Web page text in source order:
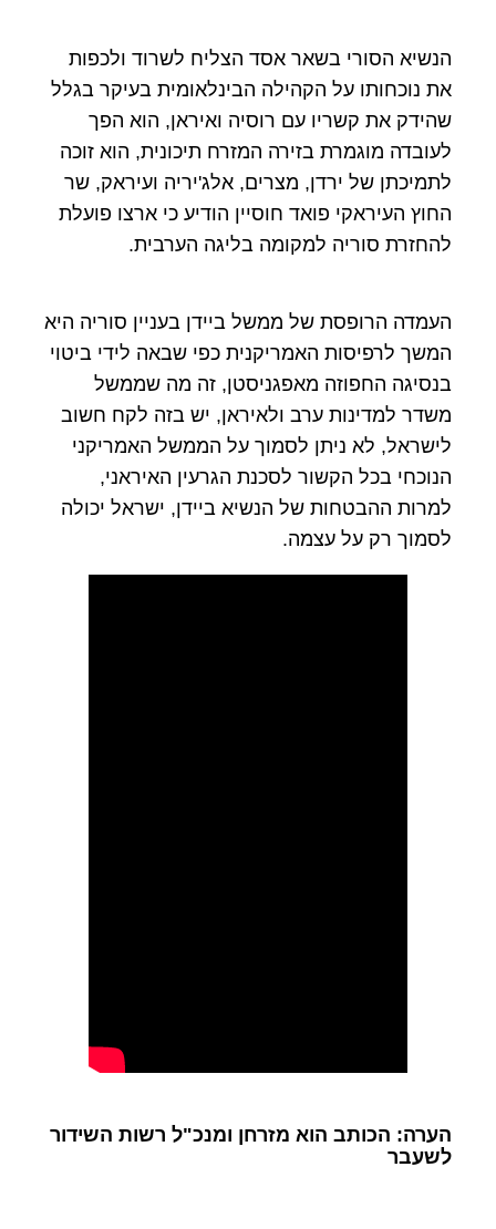
הנשיא הסורי בשאר אסד הצליח לשרוד ולכפות
את נוכחותו על הקהילה הבינלאומית בעיקר בגלל
שהידק את קשריו עם רוסיה ואיראן, הוא הפך
לעובדה מוגמרת בזירה המזרח תיכונית, הוא זוכה
לתמיכתן של ירדן, מצרים, אלג'יריה ועיראק, שר
החוץ העיראקי פואד חוסיין הודיע כי ארצו פועלת
להחזרת סוריה למקומה בליגה הערבית.
העמדה הרופסת של ממשל ביידן בעניין סוריה היא
המשך לרפיסות האמריקנית כפי שבאה לידי ביטוי
בנסיגה החפוזה מאפגניסטן, זה מה שממשל
משדר למדינות ערב ולאיראן, יש בזה לקח חשוב
לישראל, לא ניתן לסמוך על הממשל האמריקני
הנוכחי בכל הקשור לסכנת הגרעין האיראני,
למרות ההבטחות של הנשיא ביידן, ישראל יכולה
לסמוך רק על עצמה.
הערה: הכותב הוא מזרחן ומנכ"ל רשות השידור
לשעבר